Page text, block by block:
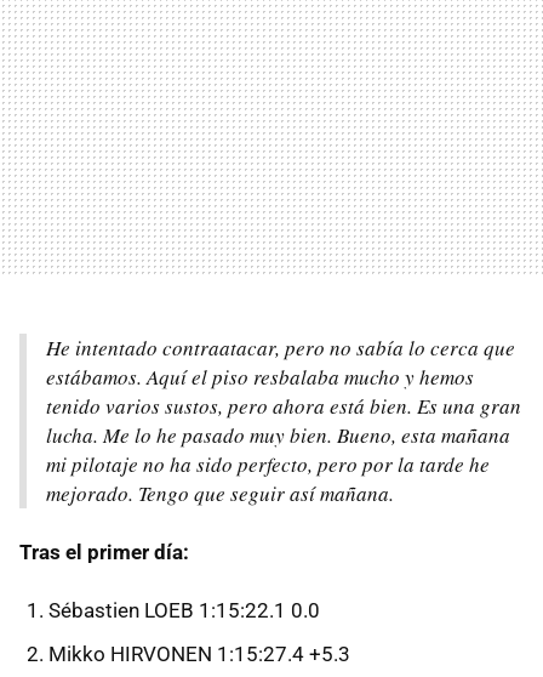
He intentado contraatacar, pero no sabía lo cerca que
estábamos. Aquí el piso resbalaba mucho y hemos
tenido varios sustos, pero ahora está bien. Es una gran
lucha. Me lo he pasado muy bien. Bueno, esta mañana
mi pilotaje no ha sido perfecto, pero por la tarde he
mejorado. Tengo que seguir así mañana.
Tras el primer día:
Sébastien LOEB 1:15:22.1 0.0
Mikko HIRVONEN 1:15:27.4 +5.3